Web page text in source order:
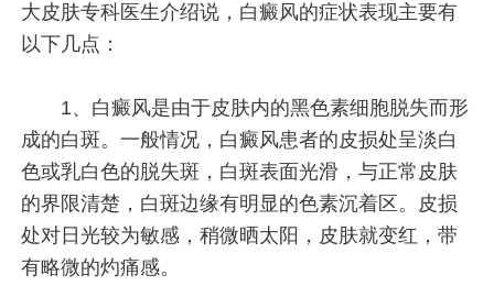
大皮肤专科医生介绍说，白癜风的症状表现主要有
以下几点：
1、白癜风是由于皮肤内的黑色素细胞脱失而形
成的白斑。一般情况，白癜风患者的皮损处呈淡白
色或乳白色的脱失斑，白斑表面光滑，与正常皮肤
的界限清楚，白斑边缘有明显的色素沉着区。皮损
处对日光较为敏感，稍微晒太阳，皮肤就变红，带
有略微的灼痛感。